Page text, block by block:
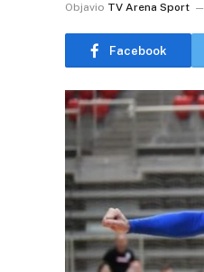
Objavio TV Arena Sport
Facebook